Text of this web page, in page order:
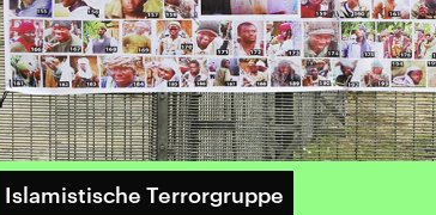
Islamistische Terrorgruppe